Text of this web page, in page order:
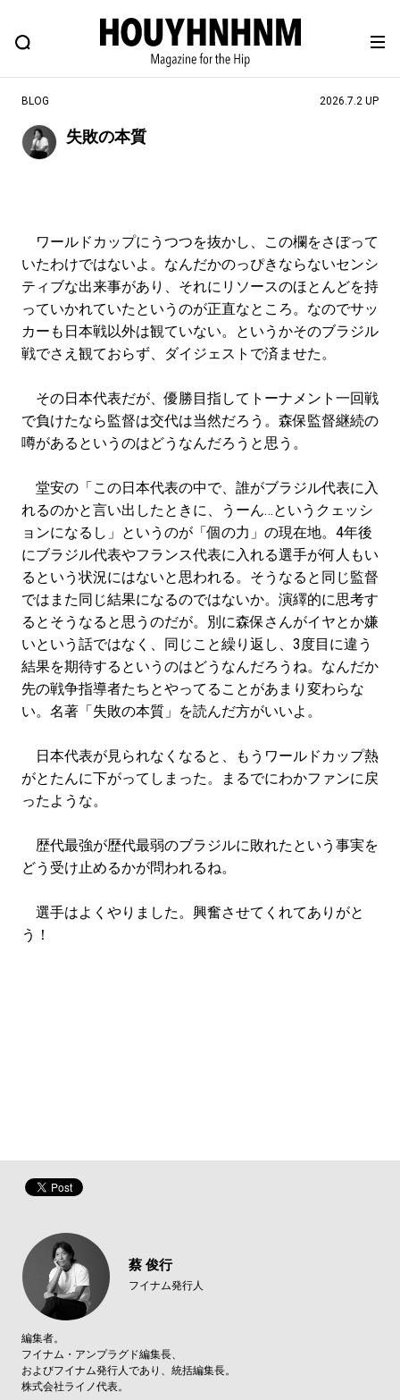
BLOG SNAP
ヒップなファッション、カルチャー、ライフスタイルWEBマガジン
#NEW VINTAGE #マイナーグッド図鑑
#路地裏てぃーん。 #MONTHLY JOURNAL
#GH 銘品の所以 #フイナムのYouTube
#Commune H #FOCUS IT #AH.H
#LIFESTYLE #SNEAKER #OUTDOOR
#SPORTS #HANDSOME HANDBOOK
BLOG 2026.7.2 UP
失敗の本質
ワールドカップにうつつを抜かし、この欄をさぼって
いたわけではないよ。なんだかのっぴきならないセンシ
ティブな出来事があり、それにリソースのほとんどを持
っていかれていたというのが正直なところ。なのでサッ
カーも日本戦以外は観ていない。というかそのブラジル
戦でさえ観ておらず、ダイジェストで済ませた。
その日本代表だが、優勝目指してトーナメント一回戦
で負けたなら監督は交代は当然だろう。森保監督継続の
噂があるというのはどうなんだろうと思う。
堂安の「この日本代表の中で、誰がブラジル代表に入
れるのかと言い出したときに、うーん…というクェッシ
ョンになるし」というのが「個の力」の現在地。4年後
にブラジル代表やフランス代表に入れる選手が何人もい
るという状況にはないと思われる。そうなると同じ監督
ではまた同じ結果になるのではないか。演繹的に思考す
るとそうなると思うのだが。別に森保さんがイヤとか嫌
いという話ではなく、同じこと繰り返し、3度目に違う
結果を期待するというのはどうなんだろうね。なんだか
先の戦争指導者たちとやってることがあまり変わらな
い。名著「失敗の本質」を読んだ方がいいよ。
日本代表が見られなくなると、もうワールドカップ熱
がとたんに下がってしまった。まるでにわかファンに戻
ったような。
歴代最強が歴代最弱のブラジルに敗れたという事実を
どう受け止めるかが問われるね。
選手はよくやりました。興奮させてくれてありがと
う！
蔡 俊行
フイナム発行人
編集者。
フイナム・アンプラグド編集長、
およびフイナム発行人であり、統括編集長。
株式会社ライノ代表。